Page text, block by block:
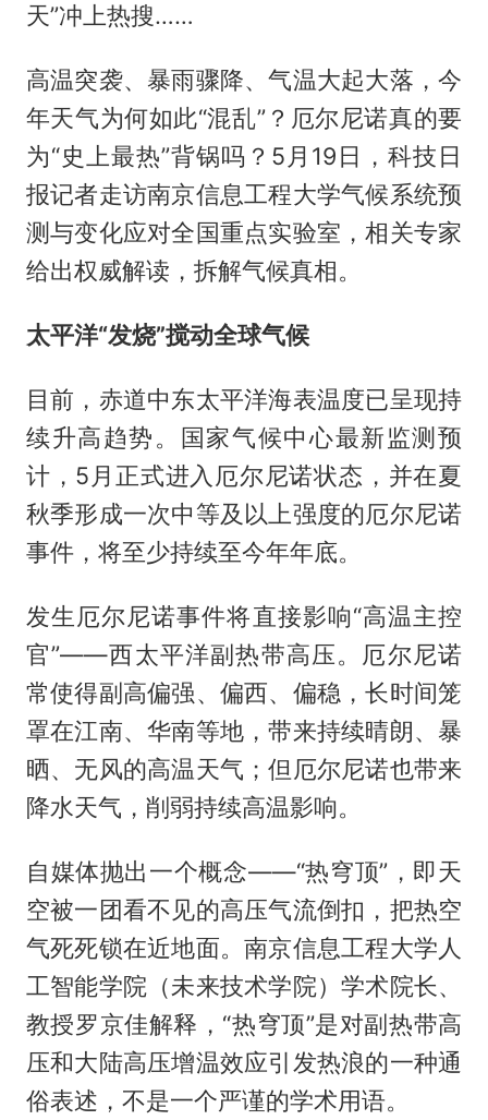
天”冲上热搜……
高温突袭、暴雨骤降、气温大起大落，今
年天气为何如此“混乱”？厄尔尼诺真的要
为“史上最热”背锅吗？5月19日，科技日
报记者走访南京信息工程大学气候系统预
测与变化应对全国重点实验室，相关专家
给出权威解读，拆解气候真相。
太平洋“发烧”搅动全球气候
目前，赤道中东太平洋海表温度已呈现持
续升高趋势。国家气候中心最新监测预
计，5月正式进入厄尔尼诺状态，并在夏
秋季形成一次中等及以上强度的厄尔尼诺
事件，将至少持续至今年年底。
发生厄尔尼诺事件将直接影响“高温主控
官”——西太平洋副热带高压。厄尔尼诺
常使得副高偏强、偏西、偏稳，长时间笼
罩在江南、华南等地，带来持续晴朗、暴
晒、无风的高温天气；但厄尔尼诺也带来
降水天气，削弱持续高温影响。
自媒体抛出一个概念——“热穹顶”，即天
空被一团看不见的高压气流倒扣，把热空
气死死锁在近地面。南京信息工程大学人
工智能学院（未来技术学院）学术院长、
教授罗京佳解释，“热穹顶”是对副热带高
压和大陆高压增温效应引发热浪的一种通
俗表述，不是一个严谨的学术用语。